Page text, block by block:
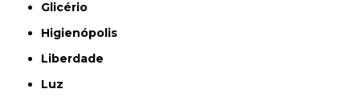
Glicério
Higienópolis
Liberdade
Luz